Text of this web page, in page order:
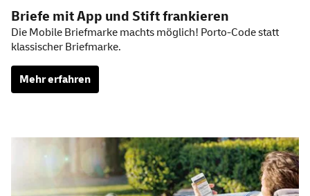
Briefe mitApp und Stift frankieren
Die Mobile Briefmarke machts möglich! Porto-Code statt
klassischer Briefmarke.
Mehr erfahren